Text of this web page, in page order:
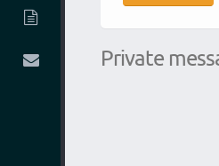
Private